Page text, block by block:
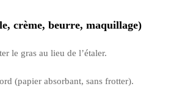
crème, beurre, maquillage)
le gras au lieu de l’étaler.
(papier absorbant, sans frotter).